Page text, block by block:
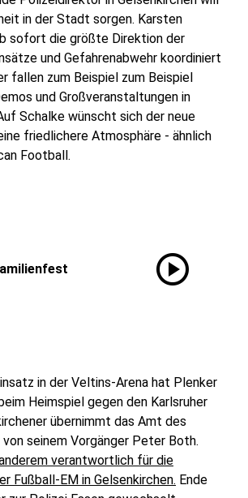
in der Stadt sorgen. Karsten
sofort die größte Direktion der
und Gefahrenabwehr koordiniert
fallen zum Beispiel zum Beispiel
und Großveranstaltungen in
Schalke wünscht sich der neue
friedlichere Atmosphäre - ähnlich
Football.
play_circle
in der Veltins-Arena hat Plenker
Heimspiel gegen den Karlsruher
übernimmt das Amt des
seinem Vorgänger Peter Both.
verantwortlich für die
Fußball-EM in Gelsenkirchen. Ende